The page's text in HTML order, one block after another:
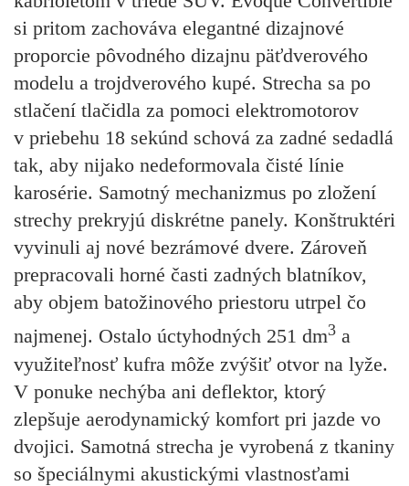
si pritom zachováva elegantné dizajnové
proporcie pôvodného dizajnu päťdverového
modelu a trojdverového kupé. Strecha sa po
stlačení tlačidla za pomoci elektromotorov
v priebehu 18 sekúnd schová za zadné sedadlá
tak, aby nijako nedeformovala čisté línie
karosérie. Samotný mechanizmus po zložení
strechy prekryjú diskrétne panely. Konštruktéri
vyvinuli aj nové bezrámové dvere. Zároveň
prepracovali horné časti zadných blatníkov,
aby objem batožinového priestoru utrpel čo
najmenej. Ostalo úctyhodných 251 dm3 a
využiteľnosť kufra môže zvýšiť otvor na lyže.
V ponuke nechýba ani deflektor, ktorý
zlepšuje aerodynamický komfort pri jazde vo
dvojici. Samotná strecha je vyrobená z tkaniny
so špeciálnymi akustickými vlastnosťami